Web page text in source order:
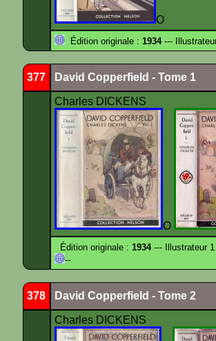
O
Édition originale : 1934---
377 David Copperfield - Tome 1
Charles DICKENS
O
Édition originale :1934--- Illustrateur 1
--
378 David Copperfield - Tome 2
Charles DICKENS